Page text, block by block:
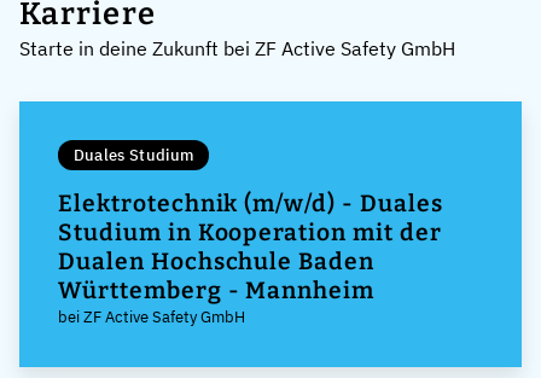
Karriere
Starte in deine Zukunft bei ZF Active Safety GmbH
Duales Studium
Elektrotechnik (m/w/d) - Duales
Studium in Kooperation mit der
Dualen Hochschule Baden
Württemberg - Mannheim
bei ZF Active Safety GmbH